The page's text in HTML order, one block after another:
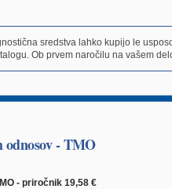
sredstva lahko kupijo le
Ob prvem naročilu na vašem
odnosov - TMO
- priročnik 19,58 €